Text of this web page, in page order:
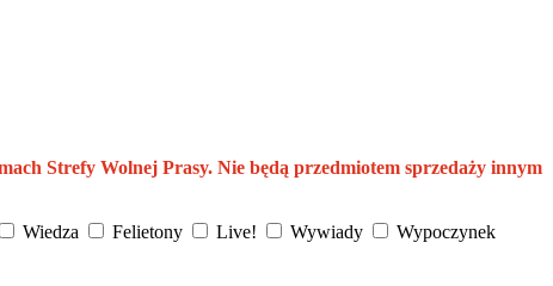
Strefy Wolnej Prasy. Nie będą przedmiotem sprzedaży innym
Wiedza Felietony Live! Wywiady Wypoczynek